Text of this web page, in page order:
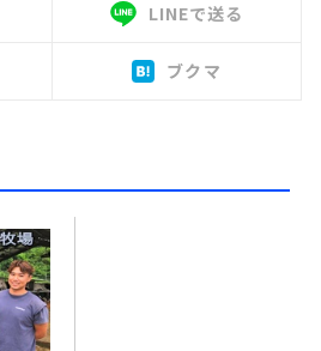
LINEで送る
ブクマ